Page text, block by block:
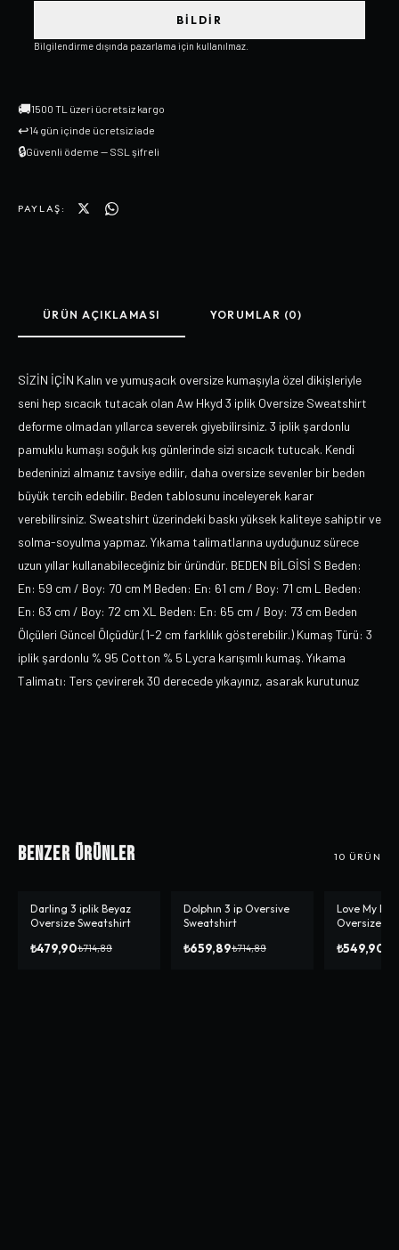
BILDIR
Bilgilendirme dışında pazarlama için kullanılmaz.
🚚1500 TL üzeri ücretsiz kargo
↩14 gün içinde ücretsiz iade
🔒Güvenli ödeme — SSL şifreli
PAYLAŞ:
ÜRÜN AÇIKLAMASI YORUMLAR (0)
SİZİN İÇİN Kalın ve yumuşacık oversize kumaşıyla özel dikişleriyle
seni hep sıcacık tutacak olan Aw Hkyd 3 iplik Oversize Sweatshirt
deforme olmadan yıllarca severek giyebilirsiniz. 3 iplik şardonlu
pamuklu kumaşı soğuk kış günlerinde sizi sıcacık tutucak. Kendi
bedeninizi almanız tavsiye edilir, daha oversize sevenler bir beden
büyük tercih edebilir. Beden tablosunu inceleyerek karar
verebilirsiniz. Sweatshirt üzerindeki baskı yüksek kaliteye sahiptir ve
solma-soyulma yapmaz. Yıkama talimatlarına uyduğunuz sürece
uzun yıllar kullanabileceğiniz bir üründür. BEDEN BİLGİSİ S Beden:
En: 59 cm / Boy: 70 cm M Beden: En: 61 cm / Boy: 71 cm L Beden:
En: 63 cm / Boy: 72 cm XL Beden: En: 65 cm / Boy: 73 cm Beden
Ölçüleri Güncel Ölçüdür.(1-2 cm farklılık gösterebilir.) Kumaş Türü: 3
iplik şardonlu % 95 Cotton % 5 Lycra karışımlı kumaş. Yıkama
Talimatı: Ters çevirerek 30 derecede yıkayınız, asarak kurutunuz
Benzer Ürünler 10 ÜRÜN
-%33
Darling 3 iplik Beyaz
Oversize Sweatshirt
₺479,90₺714,89
-% 8
Dolphın 3 ip Oversive
Sweatshirt
₺659,89₺714,89
-%31
Love My
Oversize
₺549,90